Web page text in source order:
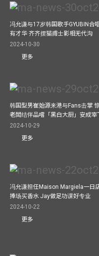
冯允谦与17岁韩国歌手GYUBIN合
有才华 齐齐摆猫甫士影相无代沟
2024-10-30
更多
韩国型男崔始源来港与Fans击掌
老闆结伴品嚐「黑白大厨」安成宰
2024-10-29
更多
冯允谦担任Maison Margiela一日
捧场买香水 Jay做足功课好专业
2024-10-22
更多